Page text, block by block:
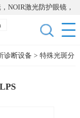
NOIR激光防护眼镜，
，红外热像仪，激光
诊断设备 > 特殊光斑分